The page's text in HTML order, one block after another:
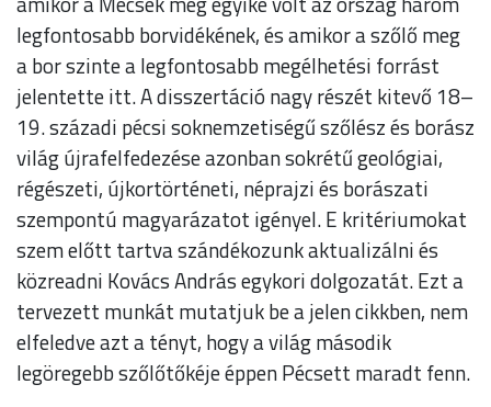
legfontosabb borvidékének, és amikor a szőlő meg
a bor szinte a legfontosabb megélhetési forrást
jelentette itt. A disszertáció nagy részét kitevő 18–
19. századi pécsi soknemzetiségű szőlész és borász
világ újrafelfedezése azonban sokrétű geológiai,
régészeti, újkortörténeti, néprajzi és borászati
szempontú magyarázatot igényel. E kritériumokat
szem előtt tartva szándékozunk aktualizálni és
közreadni Kovács András egykori dolgozatát. Ezt a
tervezett munkát mutatjuk be a jelen cikkben, nem
elfeledve azt a tényt, hogy a világ második
legöregebb szőlőtőkéje éppen Pécsett maradt fenn.